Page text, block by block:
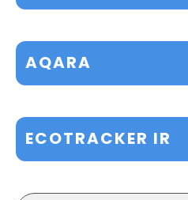
AQARA
ECOTRACKER IR